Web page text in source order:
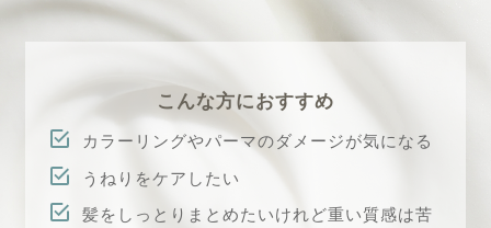
こんな方におすすめ
カラーリングやパーマのダメージが気になる
うねりをケアしたい
髪をしっとりまとめたいけれど重い質感は苦